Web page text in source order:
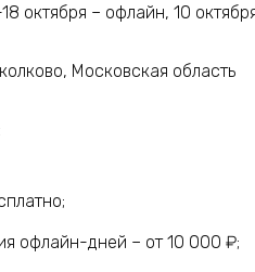
18 октября – офлайн, 10
Московская область
офлайн-дней – от 10 000 ₽;